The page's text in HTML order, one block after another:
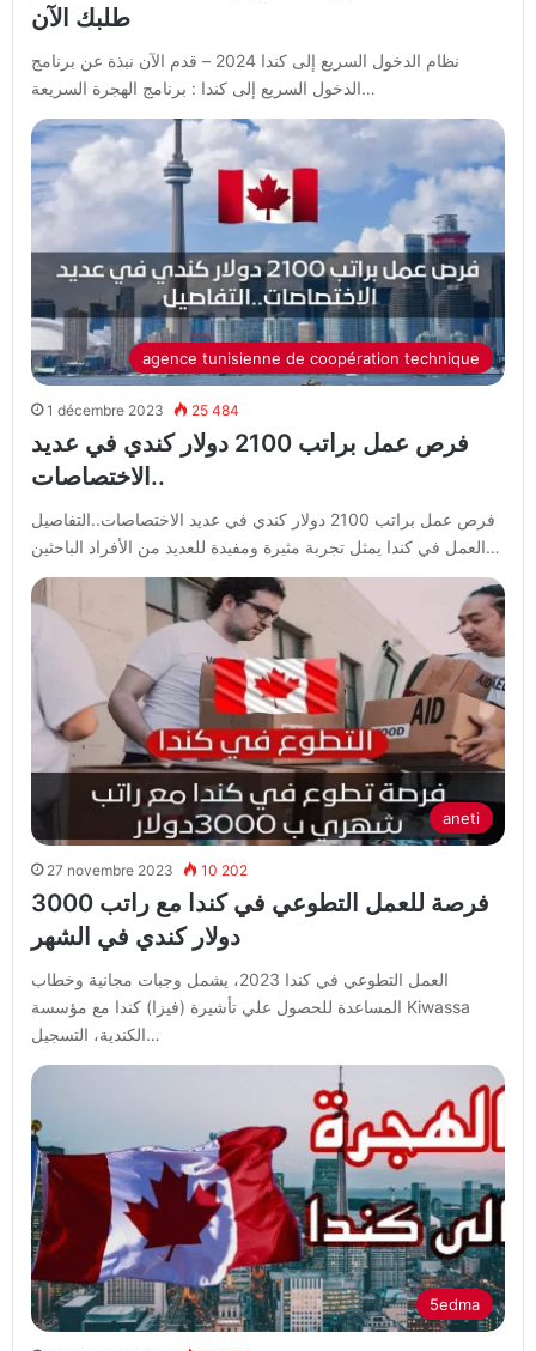
طلبك الآن
نظام الدخول السريع إلى كندا 2024 – قدم الآن نبذة عن برنامج
الدخول السريع إلى كندا : برنامج الهجرة السريعة…
agence tunisienne de coopération technique
1 décembre 2023 25 484
فرص عمل براتب 2100 دولار كندي في عديد
الاختصاصات..
فرص عمل براتب 2100 دولار كندي في عديد الاختصاصات..التفاصيل
العمل في كندا يمثل تجربة مثيرة ومفيدة للعديد من الأفراد الباحثين…
aneti
27 novembre 2023 10 202
فرصة للعمل التطوعي في كندا مع راتب 3000
دولار كندي في الشهر
العمل التطوعي في كندا 2023، يشمل وجبات مجانية وخطاب
المساعدة للحصول علي تأشيرة (فيزا) كندا مع مؤسسة Kiwassa
الكندية، التسجيل…
5edma